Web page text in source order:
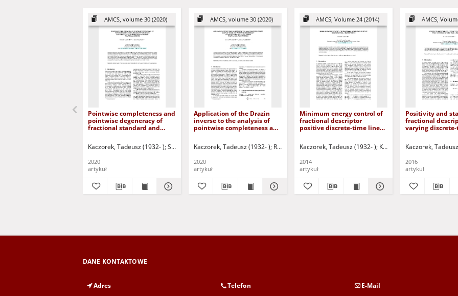
AMCS, volume 30 (2020)
Pointwise completeness and
pointwise degeneracy of
fractional standard and
with different fractional
Kaczorek, Tadeusz (1932- ) Sajewski, Łukasz Korbicz, Józef (1951- ) - red. Uciński, Dariusz - red.
2020
artykuł
AMCS, volume 30 (2020)
Application of the Drazin
inverse to the analysis of
pointwise completeness and
continuous-time systems
Kaczorek, Tadeusz (1932- ) Ruszewski, Andrzej Korbicz, Józef (1951- ) - red. Uciński,
2020
artykuł
AMCS, Volume 24 (2014)
Minimum energy control of
fractional descriptor
positive discrete-time linear
Kaczorek, Tadeusz (1932- ) Korbicz, Józef (1951- ) - red.
2014
artykuł
AMCS,
Positivity and
fractional
varying
Kaczorek,
2016
artykuł
DANE KONTAKTOWE
Adres Telefon E-Mail